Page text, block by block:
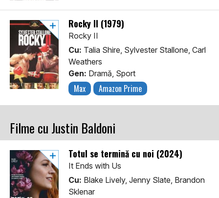
Rocky II (1979)
Rocky II
Cu: Talia Shire, Sylvester Stallone, Carl
Weathers
Gen: Dramă, Sport
Max Amazon Prime
Filme cu Justin Baldoni
Totul se termină cu noi (2024)
It Ends with Us
Cu: Blake Lively, Jenny Slate, Brandon
Sklenar